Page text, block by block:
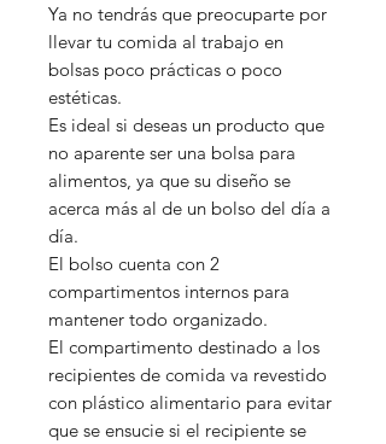
Ya no tendrás que preocuparte por
llevar tu comida al trabajo en
bolsas poco prácticas o poco
estéticas.
Es ideal si deseas un producto que
no aparente ser una bolsa para
alimentos, ya que su diseño se
acerca más al de un bolso del día a
día.
El bolso cuenta con 2
compartimentos internos para
mantener todo organizado.
El compartimento destinado a los
recipientes de comida va revestido
con plástico alimentario para evitar
que se ensucie si el recipiente se